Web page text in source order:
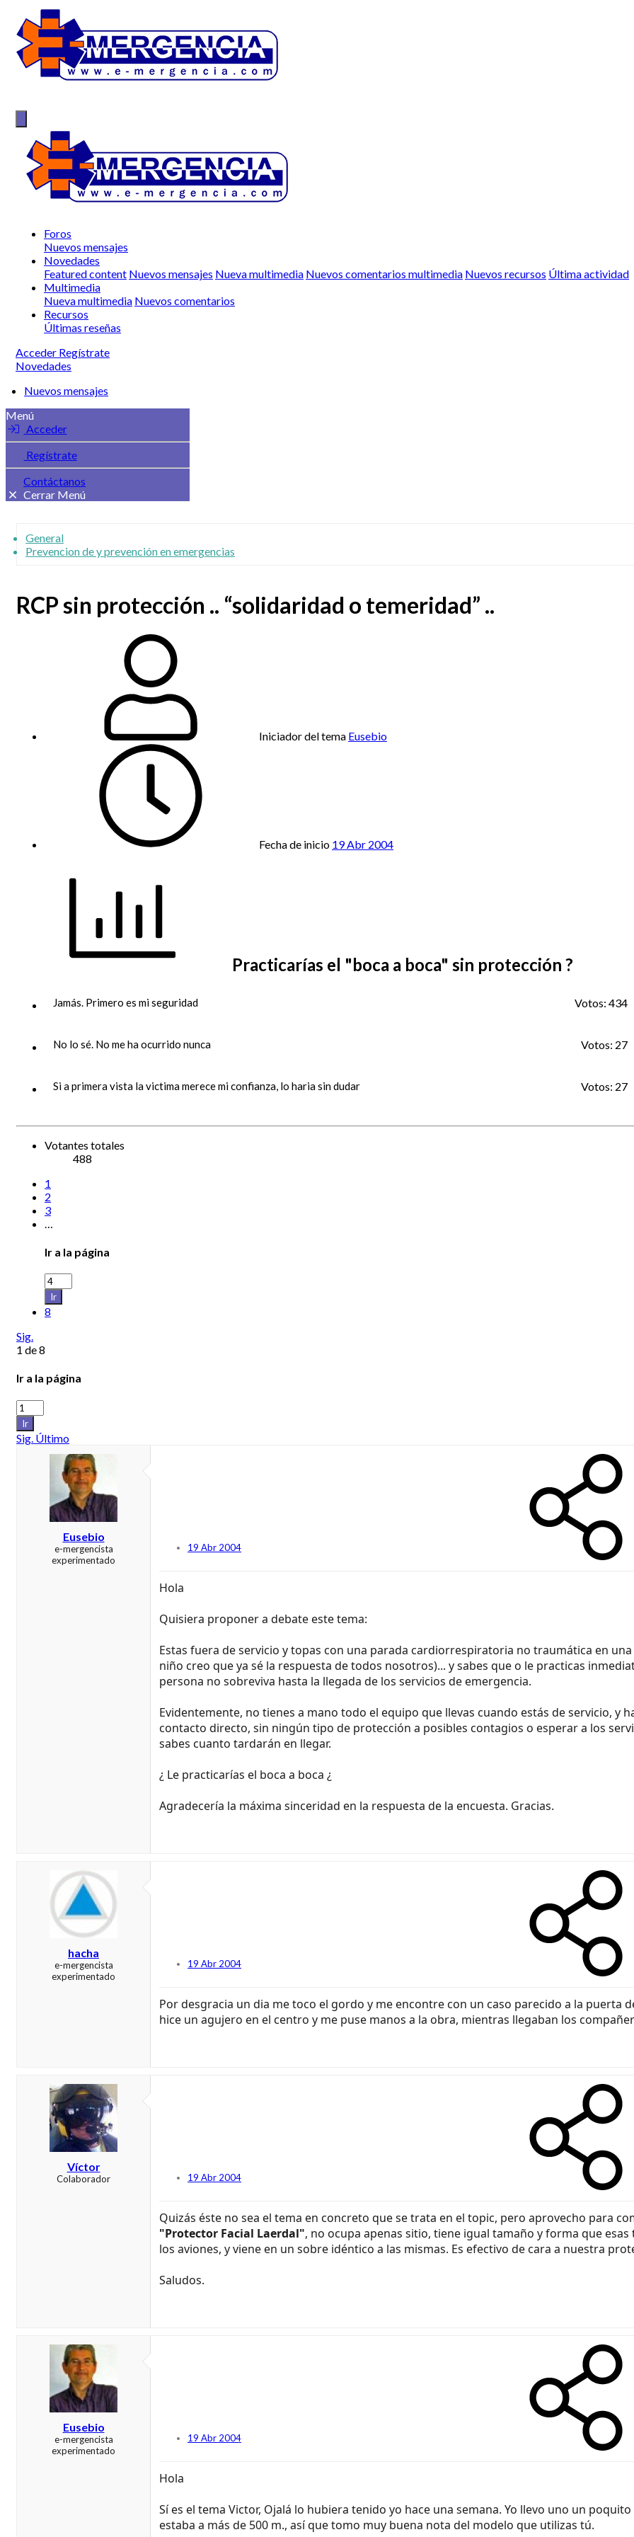
Foros
Nuevos mensajes
Novedades
Featured content Nuevos mensajes Nueva multimedia Nuevos comentarios multimedia Nuevos recursos Última actividad
Multimedia
Nueva multimedia Nuevos comentarios
Recursos
Últimas reseñas
Acceder Regístrate
Novedades
Nuevos mensajes
Menú
Acceder
Regístrate
Contáctanos
Cerrar Menú
General
Prevencion de y prevención en emergencias
RCP sin protección .. “solidaridad o temeridad” ..
Iniciador del tema Eusebio
Fecha de inicio 19 Abr 2004
Practicarías el "boca a boca" sin protección ?
Jamás. Primero es mi seguridad Votos: 434
No lo sé. No me ha ocurrido nunca Votos: 27
Si a primera vista la victima merece mi confianza, lo haria sin dudar Votos: 27
Votantes totales
488
1
2
3
Ir a la página
Ir
8
Sig.
1 de 8
Ir a la página
Ir
Sig. Último
Eusebio
e-mergencista
experimentado
19 Abr 2004
Hola
Quisiera proponer a debate este tema:
Estas fuera de servicio y topas con una parada cardiorrespiratoria no traumática en
niño creo que ya sé la respuesta de todos nosotros)... y sabes que o le practicas
persona no sobreviva hasta la llegada de los servicios de emergencia.
Evidentemente, no tienes a mano todo el equipo que llevas cuando estás de servicio, y
contacto directo, sin ningún tipo de protección a posibles contagios o esperar a los
sabes cuanto tardarán en llegar.
¿ Le practicarías el boca a boca ¿
Agradecería la máxima sinceridad en la respuesta de la encuesta. Gracias.
hacha
e-mergencista
experimentado
19 Abr 2004
Por desgracia un dia me toco el gordo y me encontre con un caso parecido a la puerta
hice un agujero en el centro y me puse manos a la obra, mientras llegaban los
Víctor
Colaborador 19 Abr 2004
Quizás éste no sea el tema en concreto que se trata en el topic, pero aprovecho para
"Protector Facial Laerdal", no ocupa apenas sitio, tiene igual tamaño y forma que
los aviones, y viene en un sobre idéntico a las mismas. Es efectivo de cara a nuestra
Saludos.
Eusebio
e-mergencista
experimentado
19 Abr 2004
Hola
Sí es el tema Victor, Ojalá lo hubiera tenido yo hace una semana. Yo llevo uno un
estaba a más de 500 m., así que tomo muy buena nota del modelo que utilizas tú.